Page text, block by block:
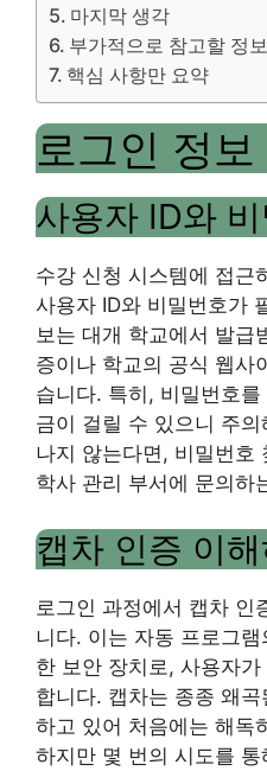
마지막 생각
부가적으로 참고할 정
핵심 사항만 요약
로그인 정보
사용자 ID와
수강 신청 시스템에 접근
사용자 ID와 비밀번호가
보는 대개 학교에서 발급
증이나 학교의 공식 웹사
습니다. 특히, 비밀번호
금이 걸릴 수 있으니 주
나지 않는다면, 비밀번호
학사 관리 부서에 문의하
캡차 인증 이해
로그인 과정에서 캡차 인
니다. 이는 자동 프로그
한 보안 장치로, 사용자
합니다. 캡차는 종종 왜
하고 있어 처음에는 해독
하지만 몇 번의 시도를